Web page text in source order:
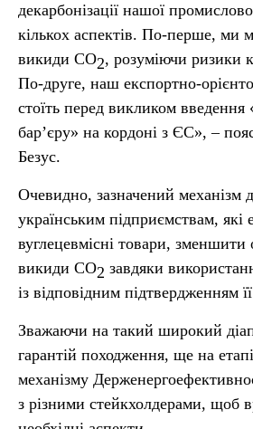
декарбонізації нашої
кількох аспектів. По-перше, ми
викиди СО2, розуміючи ризики
По-друге, наш експортно-
стоїть перед викликом введення
бар’єру» на кордоні з ЄС», –
Безус.
Очевидно, зазначений механізм
українським підприємствам, які
вуглецевмісні товари, зменшити
викиди СО2 завдяки
із відповідним підтвердженням
Зважаючи на такий широкий
гарантій походження, ще на
механізму
з різними стейкхолдерами, щоб